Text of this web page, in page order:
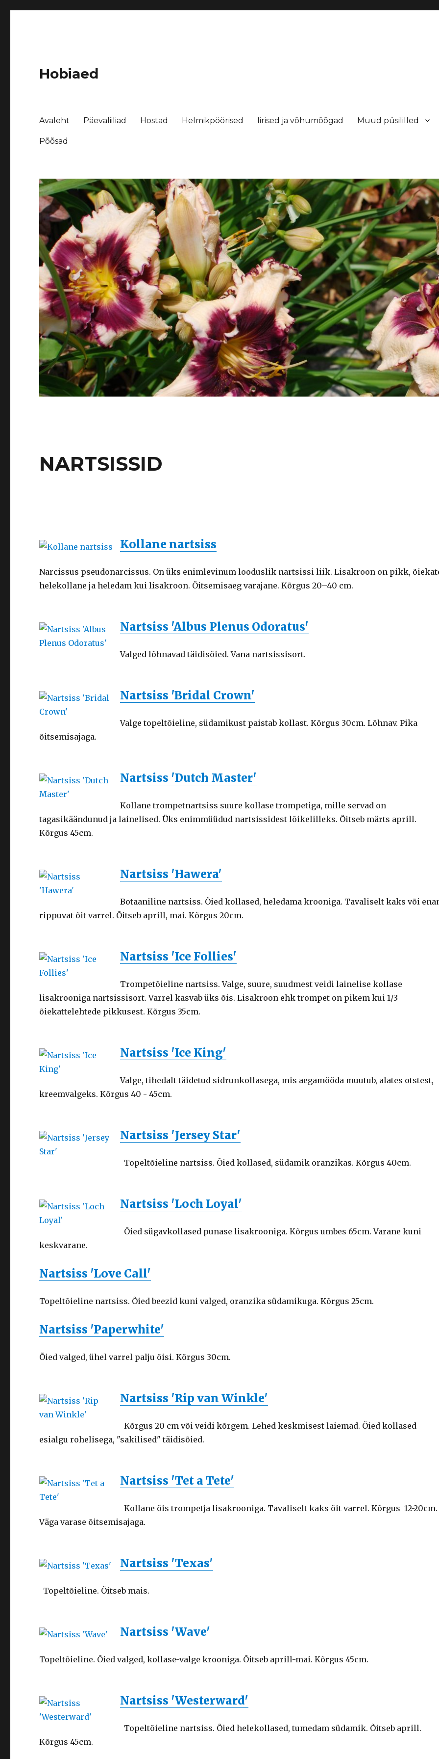
Hobiaed
Avaleht Päevaliiliad Hostad Helmikpöörised Iirised ja võhumõõgad Muud püsililled
Põõsad
NARTSISSID
Kollane nartsiss
Narcissus pseudonarcissus. On üks enimlevinum looduslik nartsissi liik. Lisakroon on pikk,
helekollane ja heledam kui lisakroon. Õitsemisaeg varajane. Kõrgus 20–40 cm.
Nartsiss 'Albus Plenus Odoratus'
Valged lõhnavad täidisõied. Vana nartsissisort.
Nartsiss 'Bridal Crown'
Valge topeltõieline, südamikust paistab kollast. Kõrgus 30cm. Lõhnav. Pika
õitsemisajaga.
Nartsiss 'Dutch Master'
Kollane trompetnartsiss suure kollase trompetiga, mille servad on
tagasikäändunud ja lainelised. Üks enimmüüdud nartsissidest lõikelilleks. Õitseb märts aprill.
Kõrgus 45cm.
Nartsiss 'Hawera'
Botaaniline nartsiss. Õied kollased, heledama krooniga. Tavaliselt kaks või
rippuvat õit varrel. Õitseb aprill, mai. Kõrgus 20cm.
Nartsiss 'Ice Follies'
Trompetõieline nartsiss. Valge, suure, suudmest veidi lainelise kollase
lisakrooniga nartsissisort. Varrel kasvab üks õis. Lisakroon ehk trompet on pikem kui 1/3
õiekattelehtede pikkusest. Kõrgus 35cm.
Nartsiss 'Ice King'
Valge, tihedalt täidetud sidrunkollasega, mis aegamööda muutub, alates otstest,
kreemvalgeks. Kõrgus 40 - 45cm.
Nartsiss 'Jersey Star'
Topeltõieline nartsiss. Õied kollased, südamik oranzikas. Kõrgus 40cm.
Nartsiss 'Loch Loyal'
Õied sügavkollased punase lisakrooniga. Kõrgus umbes 65cm. Varane kuni
keskvarane.
Nartsiss 'Love Call'
Topeltõieline nartsiss. Õied beezid kuni valged, oranzika südamikuga. Kõrgus 25cm.
Nartsiss 'Paperwhite'
Õied valged, ühel varrel palju õisi. Kõrgus 30cm.
Nartsiss 'Rip van Winkle'
Kõrgus 20 cm või veidi kõrgem. Lehed keskmisest laiemad. Õied kollased-
esialgu rohelisega, "sakilised" täidisõied.
Nartsiss 'Tet a Tete'
Kollane õis trompetja lisakrooniga. Tavaliselt kaks õit varrel. Kõrgus 12-20cm.
Väga varase õitsemisajaga.
Nartsiss 'Texas'
Topeltõieline. Õitseb mais.
Nartsiss 'Wave'
Topeltõieline. Õied valged, kollase-valge krooniga. Õitseb aprill-mai. Kõrgus 45cm.
Nartsiss 'Westerward'
Topeltõieline nartsiss. Õied helekollased, tumedam südamik. Õitseb aprill.
Kõrgus 45cm.